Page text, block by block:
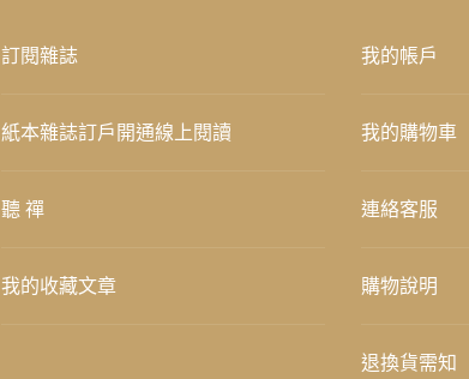
訂閱雜誌
紙本雜誌訂戶開通線上閱讀
聽 禪
我的收藏文章
我的帳戶
我的購物車
連絡客服
購物說明
退換貨需知